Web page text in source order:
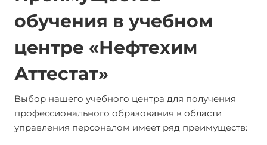
обучения в учебном
центре «Нефтехим
Аттестат»
Выбор нашего учебного центра для получения
профессионального образования в области
управления персоналом имеет ряд преимуществ: